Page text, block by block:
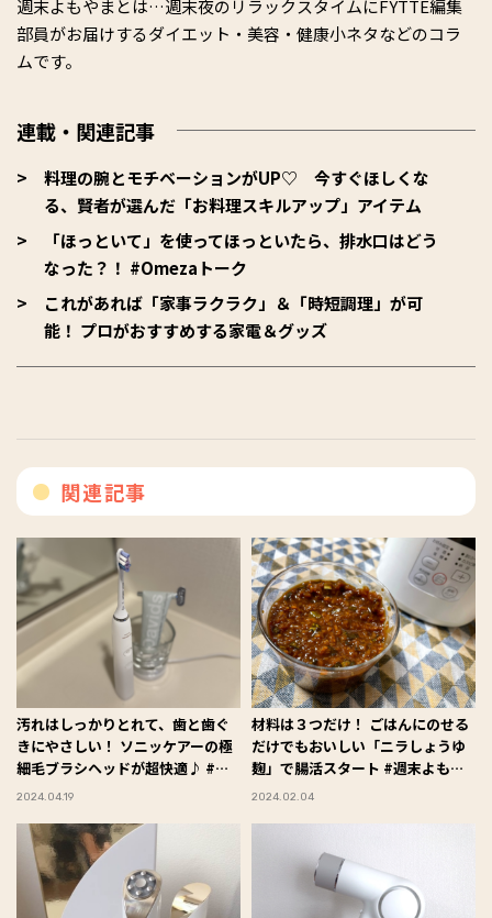
週末よもやまとは…週末夜のリラックスタイムにFYTTE編集
部員がお届けするダイエット・美容・健康小ネタなどのコラ
ムです。
連載・関連記事
料理の腕とモチベーションがUP♡ 今すぐほしくな
る、賢者が選んだ「お料理スキルアップ」アイテム
「ほっといて」を使ってほっといたら、排水口はどう
なった？！ #Omezaトーク
これがあれば「家事ラクラク」＆「時短調理」が可
能！ プロがおすすめする家電＆グッズ
関連記事
汚れはしっかりとれて、歯と歯ぐ
きにやさしい！ ソニッケアーの極
細毛ブラシヘッドが超快適♪ #週
末よもやま
2024.04.19
材料は３つだけ！ ごはんにのせる
だけでもおいしい「ニラしょうゆ
麹」で腸活スタート #週末よもや
ま
2024.02.04